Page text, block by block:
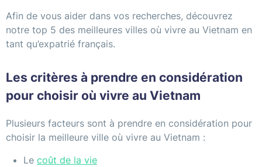
Afin de vous aider dans vos recherches, découvrez
notre top 5 des meilleures villes où vivre au Vietnam en
tant qu’expatrié français.
Les critères à prendre en considération
pour choisir où vivre au Vietnam
Plusieurs facteurs sont à prendre en considération pour
choisir la meilleure ville où vivre au Vietnam :
Le coût de la vie